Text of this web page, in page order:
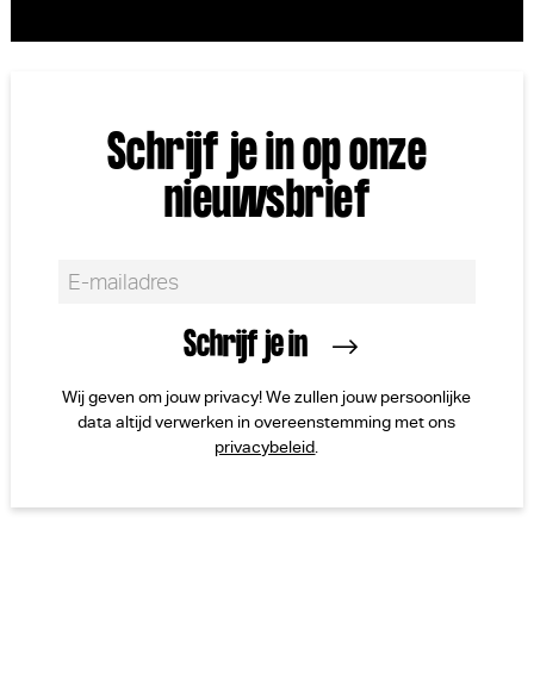
Schrijf je in op onze
nieuwsbrief
Wij geven om jouw privacy! We zullen jouw persoonlijke
data altijd verwerken in overeenstemming met ons
privacybeleid.